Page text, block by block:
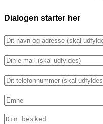
Dialogen starter her